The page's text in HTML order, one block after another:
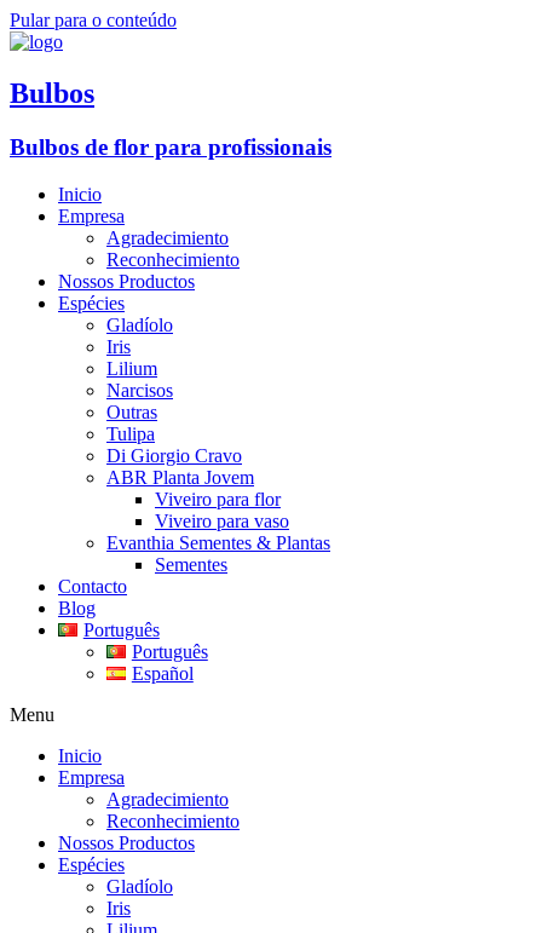
Pular para o conteúdo
Bulbos
Bulbos de flor para profissionais
Inicio
Empresa
Agradecimiento
Reconhecimiento
Nossos Productos
Espécies
Gladíolo
Iris
Lilium
Narcisos
Outras
Tulipa
Di Giorgio Cravo
ABR Planta Jovem
Viveiro para flor
Viveiro para vaso
Evanthia Sementes & Plantas
Sementes
Contacto
Blog
Português
Português
Español
Menu
Inicio
Empresa
Agradecimiento
Reconhecimiento
Nossos Productos
Espécies
Gladíolo
Iris